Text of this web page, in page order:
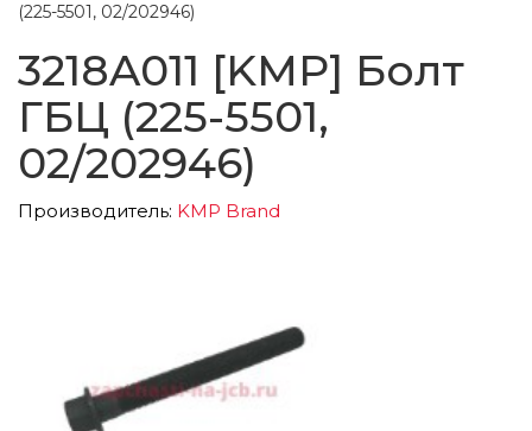
(225-5501, 02/202946)
3218A011 [KMP] Болт
ГБЦ (225-5501,
02/202946)
Производитель: KMP Brand